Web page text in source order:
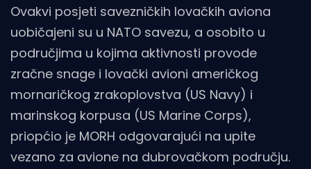
Ovakvi posjeti savezničkih lovačkih aviona
uobičajeni su u NATO savezu, a osobito u
područjima u kojima aktivnosti provode
zračne snage i lovački avioni američkog
mornaričkog zrakoplovstva (US Navy) i
marinskog korpusa (US Marine Corps),
priopćio je MORH odgovarajući na upite
vezano za avione na dubrovačkom području.